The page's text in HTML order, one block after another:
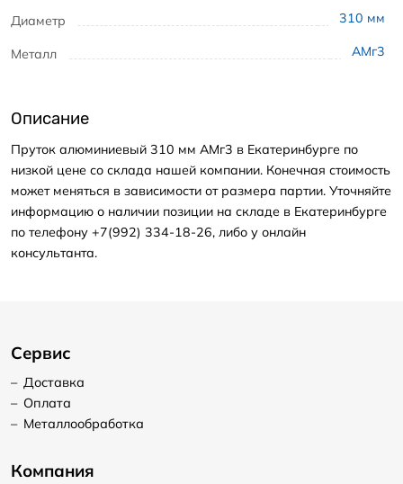
Диаметр 310 мм
Металл АМг3
Описание
Пруток алюминиевый 310 мм АМг3 в Екатеринбурге по
низкой цене со склада нашей компании. Конечная стоимость
может меняться в зависимости от размера партии. Уточняйте
информацию о наличии позиции на складе в Екатеринбурге
по телефону +7(992) 334-18-26, либо у онлайн
консультанта.
Сервис
– Доставка
– Оплата
– Металлообработка
Компания